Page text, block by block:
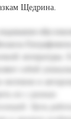
Щедрина.